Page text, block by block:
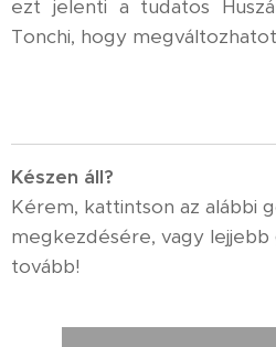
ezt jelenti a tudatos
Tonchi, hogy
Készen áll?
Kérem, kattintson az alábbi
megkezdésére, vagy
tovább!